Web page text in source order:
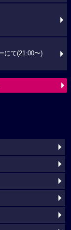
にて(21:00〜)